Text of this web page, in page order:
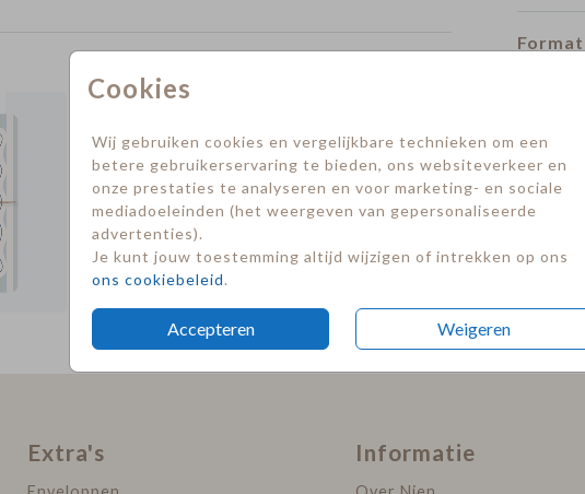
Cookies
Wij gebruiken cookies en vergelijkbare technieken om een
betere gebruikerservaring te bieden, ons websiteverkeer en
onze prestaties te analyseren en voor marketing- en sociale
mediadoeleinden (het weergeven van gepersonaliseerde
advertenties).
Je kunt jouw toestemming altijd wijzigen of intrekken op ons
ons cookiebeleid.
Accepteren Weigeren
Trouwkaart
Extra's Informatie